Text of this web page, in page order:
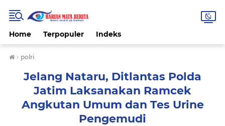
Home Terpopuler Indeks
› polri
Jelang Nataru, Ditlantas Polda
Jatim Laksanakan Ramcek
Angkutan Umum dan Tes Urine
Pengemudi